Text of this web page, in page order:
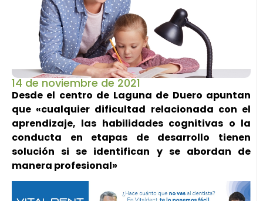
14 de noviembre de 2021
Desde el centro de Laguna de Duero apuntan
que «cualquier dificultad relacionada con el
aprendizaje, las habilidades cognitivas o la
conducta en etapas de desarrollo tienen
solución si se identifican y se abordan de
manera profesional»